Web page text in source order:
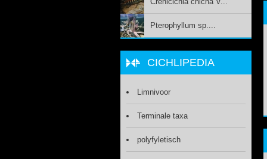
Pterophyllum sp....
CICHLIPEDIA
Limnivoor
Terminale taxa
polyfyletisch